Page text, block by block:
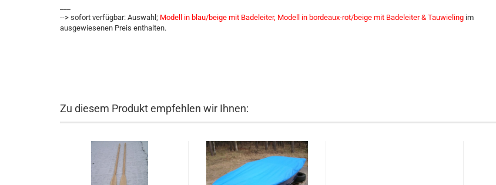
--> sofort verfügbar: Auswahl; Modell in blau/beige mit Badeleiter, Modell in bordeaux-rot/beige mit Badeleiter & Tauwieling im
ausgewiesenen Preis enthalten.
Zu diesem Produkt empfehlen wir Ihnen: